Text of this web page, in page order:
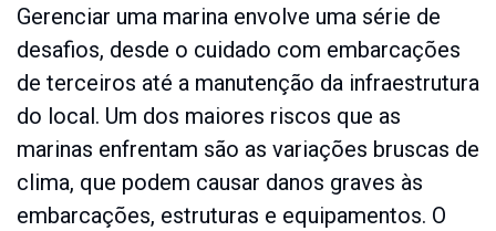
Seguro
Vida
Seguro
Equipamentos
Portáteis
Seguro
Fiança
Gerenciar uma marina envolve uma série de
desafios, desde o cuidado com embarcações
de terceiros até a manutenção da infraestrutura
do local. Um dos maiores riscos que as
marinas enfrentam são as variações bruscas de
clima, que podem causar danos graves às
embarcações, estruturas e equipamentos. O